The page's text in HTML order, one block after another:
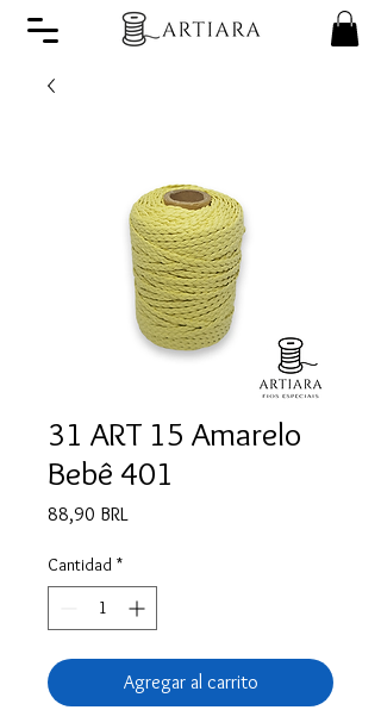
31 ART 15 Amarelo
Bebê 401
88,90 BRL
Cantidad *
Agregar al carrito